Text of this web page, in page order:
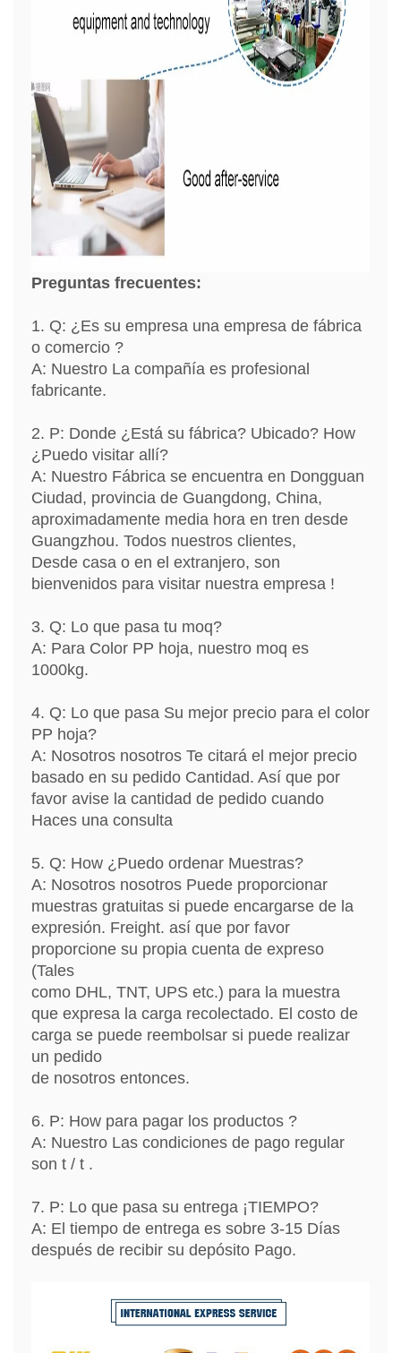
Preguntas frecuentes:
1. Q: ¿Es su empresa una empresa de fábrica
o comercio ?
A: Nuestro La compañía es profesional
fabricante.
2. P: Donde ¿Está su fábrica? Ubicado? How
¿Puedo visitar allí?
A: Nuestro Fábrica se encuentra en Dongguan
Ciudad, provincia de Guangdong, China,
aproximadamente media hora en tren desde
Guangzhou. Todos nuestros clientes,
Desde casa o en el extranjero, son
bienvenidos para visitar nuestra empresa !
3. Q: Lo que pasa tu moq? ​​
A: Para Color PP hoja, nuestro moq es
1000kg.
4. Q: Lo que pasa Su mejor precio para el color
PP hoja?
A: Nosotros nosotros Te citará el mejor precio
basado en su pedido Cantidad. Así que por
favor avise la cantidad de pedido cuando
Haces una consulta
5. Q: How ¿Puedo ordenar Muestras?
A: Nosotros nosotros Puede proporcionar
muestras gratuitas si puede encargarse de la
expresión. Freight. así que por favor
proporcione su propia cuenta de expreso
(Tales
como DHL, TNT, UPS etc.) para la muestra
que expresa la carga recolectado. El costo de
carga se puede reembolsar si puede realizar
un pedido
de nosotros entonces.
6. P: How para pagar los productos ?
A: Nuestro Las condiciones de pago regular
son t / t .
7. P: Lo que pasa su entrega ¡TIEMPO?
A: El tiempo de entrega es sobre 3-15 Días
después de recibir su depósito Pago.